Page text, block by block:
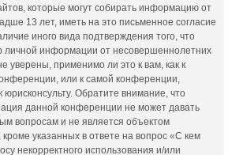
которые могут собирать информацию от
13 лет, иметь на это письменное согласие
иного вида подтверждения того, что
личной информации от несовершеннолетних
уверены, применимо ли это к вам, как к
или к самой конференции,
Обратите внимание, что
данной конференции не может давать
вопросам и не является объектом
указанных в ответе на вопрос «С кем
некорректного использования и/или